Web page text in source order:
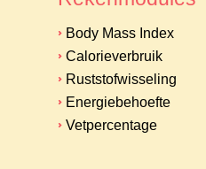
Body Mass Index
Calorieverbruik
Ruststofwisseling
Energiebehoefte
Vetpercentage